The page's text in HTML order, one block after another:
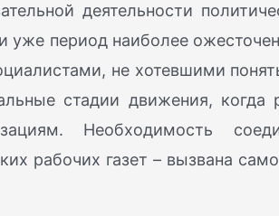
деятельности
уже период наиболее
не хотевшими
стадии движения, когда
Необходимость
рабочих газет – вызвана